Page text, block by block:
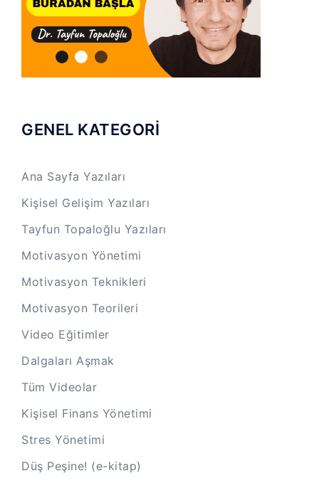
GENEL KATEGORİ
Ana Sayfa Yazıları
Kişisel Gelişim Yazıları
Tayfun Topaloğlu Yazıları
Motivasyon Yönetimi
Motivasyon Teknikleri
Motivasyon Teorileri
Video Eğitimler
Dalgaları Aşmak
Tüm Videolar
Kişisel Finans Yönetimi
Stres Yönetimi
Düş Peşine! (e-kitap)